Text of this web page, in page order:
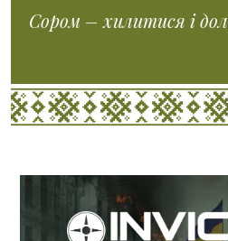
Сором – хилитися і